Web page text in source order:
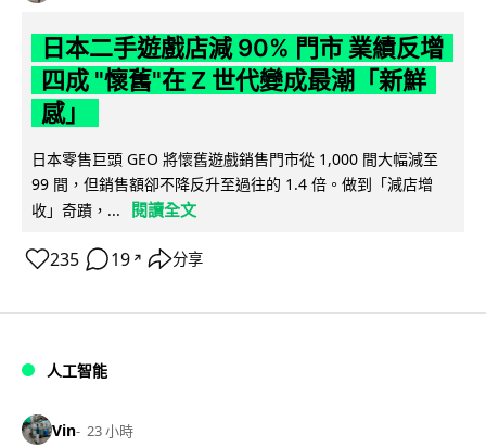
日本二手遊戲店減 90% 門市 業績反增
四成 "懷舊"在 Z 世代變成最潮「新鮮
感」
日本零售巨頭 GEO 將懷舊遊戲銷售門市從 1,000 間大幅減至
99 間，但銷售額卻不降反升至過往的 1.4 倍。做到「減店增
收」奇蹟，...
閱讀全文
235 19 ↗ 分享
人工智能
Vin 23 小時